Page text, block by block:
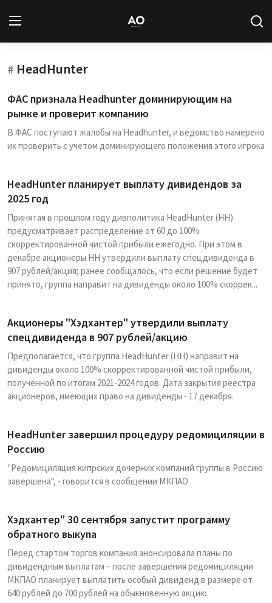
Вход
Новости
Статьи
Архив
База знаний
Подписка
# HeadHunter
ФАС признала Headhunter доминирующим на
рынке и проверит компанию
В ФАС поступают жалобы на Headhunter, и ведомство намерено
их проверить с учетом доминирующего положения этого игрока
HeadHunter планирует выплату дивидендов за
2025 год
Принятая в прошлом году дивполитика HeadHunter (HH)
предусматривает распределение от 60 до 100%
скорректированной чистой прибыли ежегодно. При этом в
декабре акционеры HH утвердили выплату спецдивиденда в
907 рублей/акция; ранее сообщалось, что если решение будет
принято, группа направит на дивиденды около 100% скоррек...
Акционеры "Хэдхантер" утвердили выплату
спецдивиденда в 907 рублей/акцию
Предполагается, что группа HeadHunter (HH) направит на
дивиденды около 100% скорректированной чистой прибыли,
полученной по итогам 2021-2024 годов. Дата закрытия реестра
акционеров, имеющих право на дивиденды - 17 декабря.
HeadHunter завершил процедуру редомициляции в
Россию
"Редомициляция кипрских дочерних компаний группы в Россию
завершена", - говорится в сообщении МКПАО
Хэдхантер" 30 сентября запустит программу
обратного выкупа
Перед стартом торгов компания анонсировала планы по
дивидендным выплатам – после завершения редомициляции
МКПАО планирует выплатить особый дивиденд в размере от
640 рублей до 700 рублей на обыкновенную акцию.